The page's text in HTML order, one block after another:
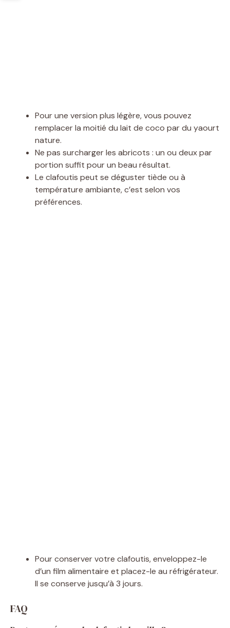
Pour une version plus légère, vous pouvez
remplacer la moitié du lait de coco par du yaourt
nature.
Ne pas surcharger les abricots : un ou deux par
portion suffit pour un beau résultat.
Le clafoutis peut se déguster tiède ou à
température ambiante, c’est selon vos
préférences.
Pour conserver votre clafoutis, enveloppez-le
d’un film alimentaire et placez-le au réfrigérateur.
Il se conserve jusqu’à 3 jours.
FAQ